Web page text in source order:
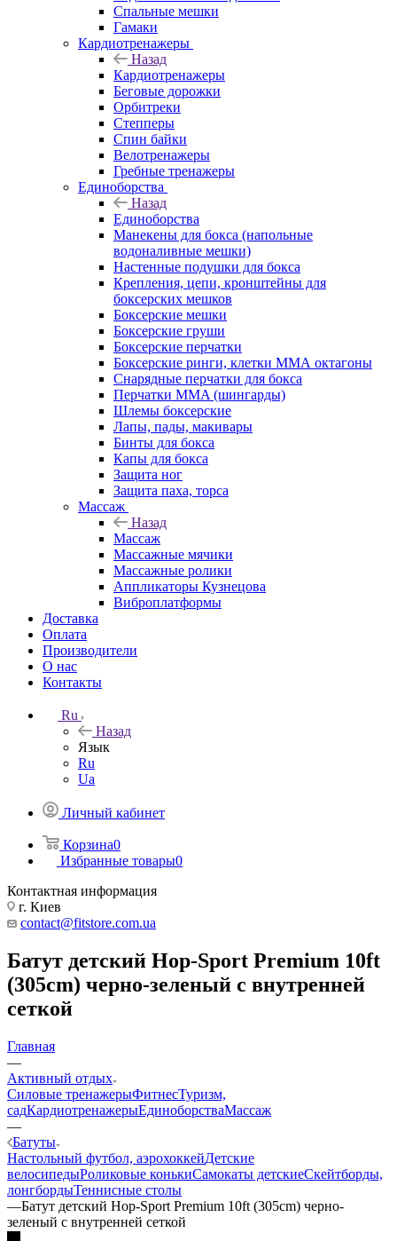
Спальные мешки
Гамаки
Кардиотренажеры
Назад
Кардиотренажеры
Беговые дорожки
Орбитреки
Степперы
Спин байки
Велотренажеры
Гребные тренажеры
Единоборства
Назад
Единоборства
Манекены для бокса (напольные
водоналивные мешки)
Настенные подушки для бокса
Крепления, цепи, кронштейны для
боксерских мешков
Боксерские мешки
Боксерские груши
Боксерские перчатки
Боксерские ринги, клетки ММА октагоны
Снарядные перчатки для бокса
Перчатки MMA (шингарды)
Шлемы боксерские
Лапы, пады, макивары
Бинты для бокса
Капы для бокса
Защита ног
Защита паха, торса
Массаж
Назад
Массаж
Массажные мячики
Массажные ролики
Аппликаторы Кузнецова
Виброплатформы
Доставка
Оплата
Производители
О нас
Контакты
Ru
Назад
Язык
Ru
Ua
Личный кабинет
Корзина0
Избранные товары0
Контактная информация
г. Киев
contact@fitstore.com.ua
Батут детский Hop-Sport Premium 10ft
(305cm) черно-зеленый с внутренней
сеткой
Главная
—
Активный отдых
Силовые тренажерыФитнесТуризм,
садКардиотренажерыЕдиноборстваМассаж
—
Батуты
Настольный футбол, аэрохоккейДетские
велосипедыРоликовые конькиСамокаты детскиеСкейтборды,
лонгбордыТеннисные столы
—Батут детский Hop-Sport Premium 10ft (305cm) черно-
зеленый с внутренней сеткой